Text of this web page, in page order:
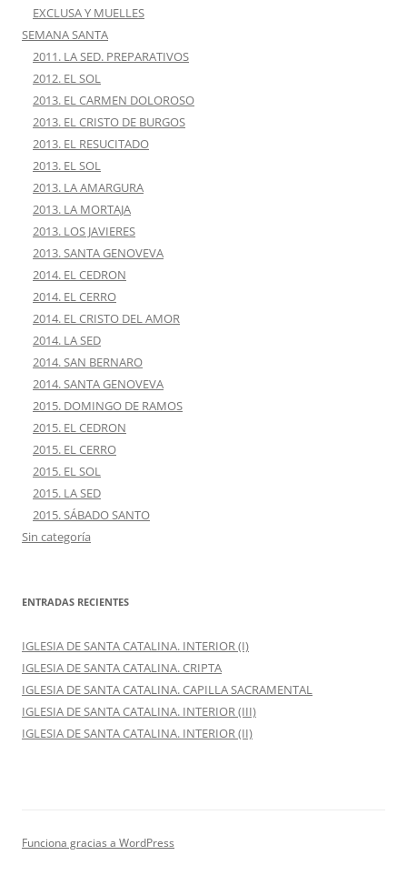
EXCLUSA Y MUELLES
SEMANA SANTA
2011. LA SED. PREPARATIVOS
2012. EL SOL
2013. EL CARMEN DOLOROSO
2013. EL CRISTO DE BURGOS
2013. EL RESUCITADO
2013. EL SOL
2013. LA AMARGURA
2013. LA MORTAJA
2013. LOS JAVIERES
2013. SANTA GENOVEVA
2014. EL CEDRON
2014. EL CERRO
2014. EL CRISTO DEL AMOR
2014. LA SED
2014. SAN BERNARO
2014. SANTA GENOVEVA
2015. DOMINGO DE RAMOS
2015. EL CEDRON
2015. EL CERRO
2015. EL SOL
2015. LA SED
2015. SÁBADO SANTO
Sin categoría
ENTRADAS RECIENTES
IGLESIA DE SANTA CATALINA. INTERIOR (I)
IGLESIA DE SANTA CATALINA. CRIPTA
IGLESIA DE SANTA CATALINA. CAPILLA SACRAMENTAL
IGLESIA DE SANTA CATALINA. INTERIOR (III)
IGLESIA DE SANTA CATALINA. INTERIOR (II)
Funciona gracias a WordPress